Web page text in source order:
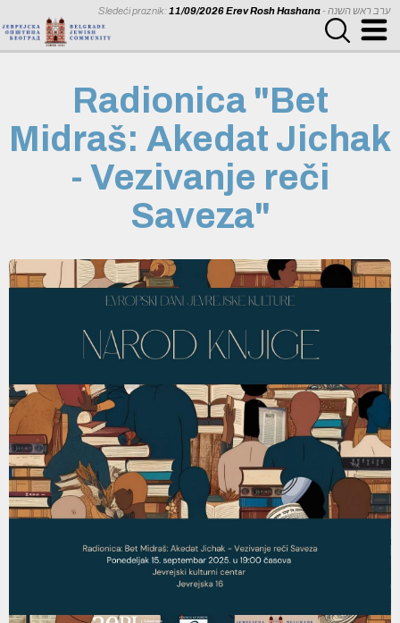
Sledeći praznik:11/09/2026 Erev Rosh Hashana - ערב ראש השנה
Radionica "Bet
Midraš: Akedat Jichak
- Vezivanje reči
Saveza"